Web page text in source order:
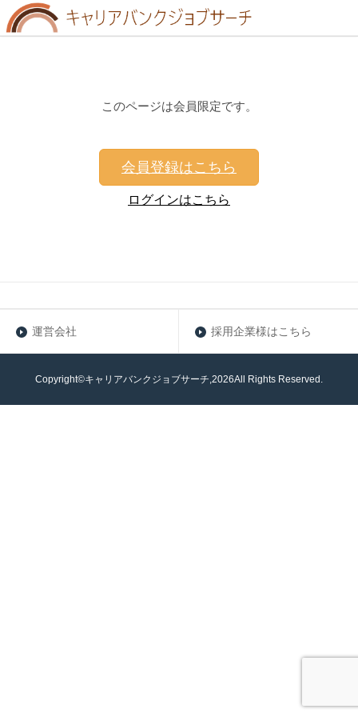
このページは会員限定です。
会員登録はこちら
ログインはこちら
運営会社 採用企業様はこちら
Copyright©キャリアバンクジョブサーチ,2026All Rights Reserved.